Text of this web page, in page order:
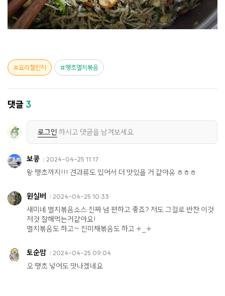
요리챌린지 땡초멸치볶음
댓글 3
로그인 하시고 댓글을 남겨보세요.
보콩 2024-04-25 11:17
왕 땡초까지!!! 견과류도 있어서 더 맛있을 거 같아유 ㅎㅎㅎ
윈실버 2024-04-25 10:33
새미네 멸치볶음소스 진짜 넘 편하고 좋죠? 저도 그걸로 반찬 이것
저것 잘해먹는거같아요!
멸치볶음도 하고~ 진미채볶음도 하고 +_+
토순맘 2024-04-25 09:04
오 땡초 넣어도 맛나겠네요